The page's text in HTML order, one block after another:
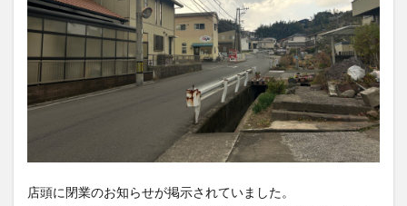
店頭に閉業のお知らせが掲示されていました。
鉄道ジオラマ
閉店 閉院 開店
開店閉店
開店閉店まとめ
開院 韓国
韓国料理
音楽
飛行機 飲み物 高崎山 鰻
検索